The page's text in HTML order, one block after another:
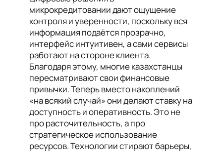
микрокредитовании дают ощущение
контроля и уверенности, поскольку вся
информация подаётся прозрачно,
интерфейс интуитивен, а сами сервисы
работают на стороне клиента.
Благодаря этому, многие казахстанцы
пересматривают свои финансовые
привычки. Теперь вместо накоплений
«на всякий случай» они делают ставку на
доступность и оперативность. Это не
про расточительность, а про
стратегическое использование
ресурсов. Технологии стирают барьеры,